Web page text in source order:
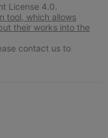
License 4.0.
tool, which allows
their works into the
contact us to